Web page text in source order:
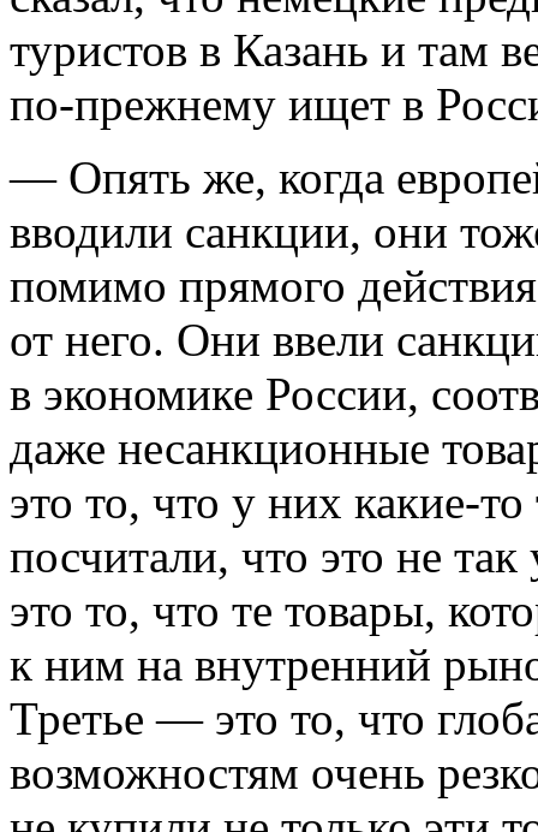
туристов в Казань и там
по-прежнему ищет в
— Опять же, когда
вводили санкции, они
помимо прямого
от него. Они ввели
в экономике России,
даже несанкционные
это то, что у них какие-
посчитали, что это не
это то, что те товары,
к ним на внутренний
Третье — это то, что
возможностям очень